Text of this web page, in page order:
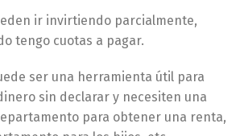
ir invirtiendo parcialmente,
tengo cuotas a pagar.
ser una herramienta útil para
sin declarar y necesiten una
para obtener una renta,